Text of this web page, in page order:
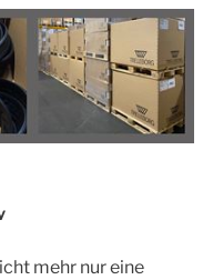
mehr nur eine